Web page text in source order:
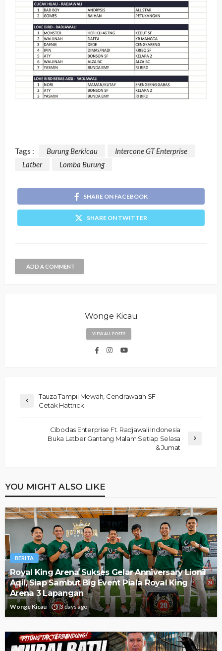
Tags : Burung Berkicau
Intercone GT Enterprise
Latber
Lomba Burung
SHARE ON FACEBOOK
SHARE ON TWITTER
ADD A COMMENT
Wonge Kicau
VIEW ALL POSTS
Tauza Tampil Mewah, Cendrawasih SF
Cetak Hattrick
Cibodas Enterprise Ft. Radjawali Indonesia
Buka Latber Gantang Malam Setiap Selasa
& Jumat
YOU MIGHT ALSO LIKE
BERITA
Royal King Arena Sukses Gelar Anniversary Lionil
Aqil, Siap Sambut Big Event Piala Royal King
Arena 3 Lapangan
Wonge Kicau 3 days ago